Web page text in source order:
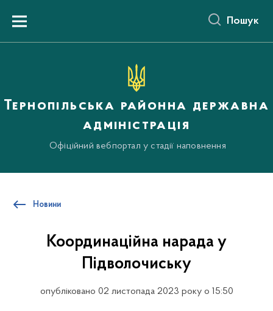
вмістуMenu Пошук
Тернопільська районна державна
адміністрація
Офіційний вебпортал у стадії наповнення
Новини
Координаційна нарада у
Підволочиську
опубліковано 02 листопада 2023 року о 15:50